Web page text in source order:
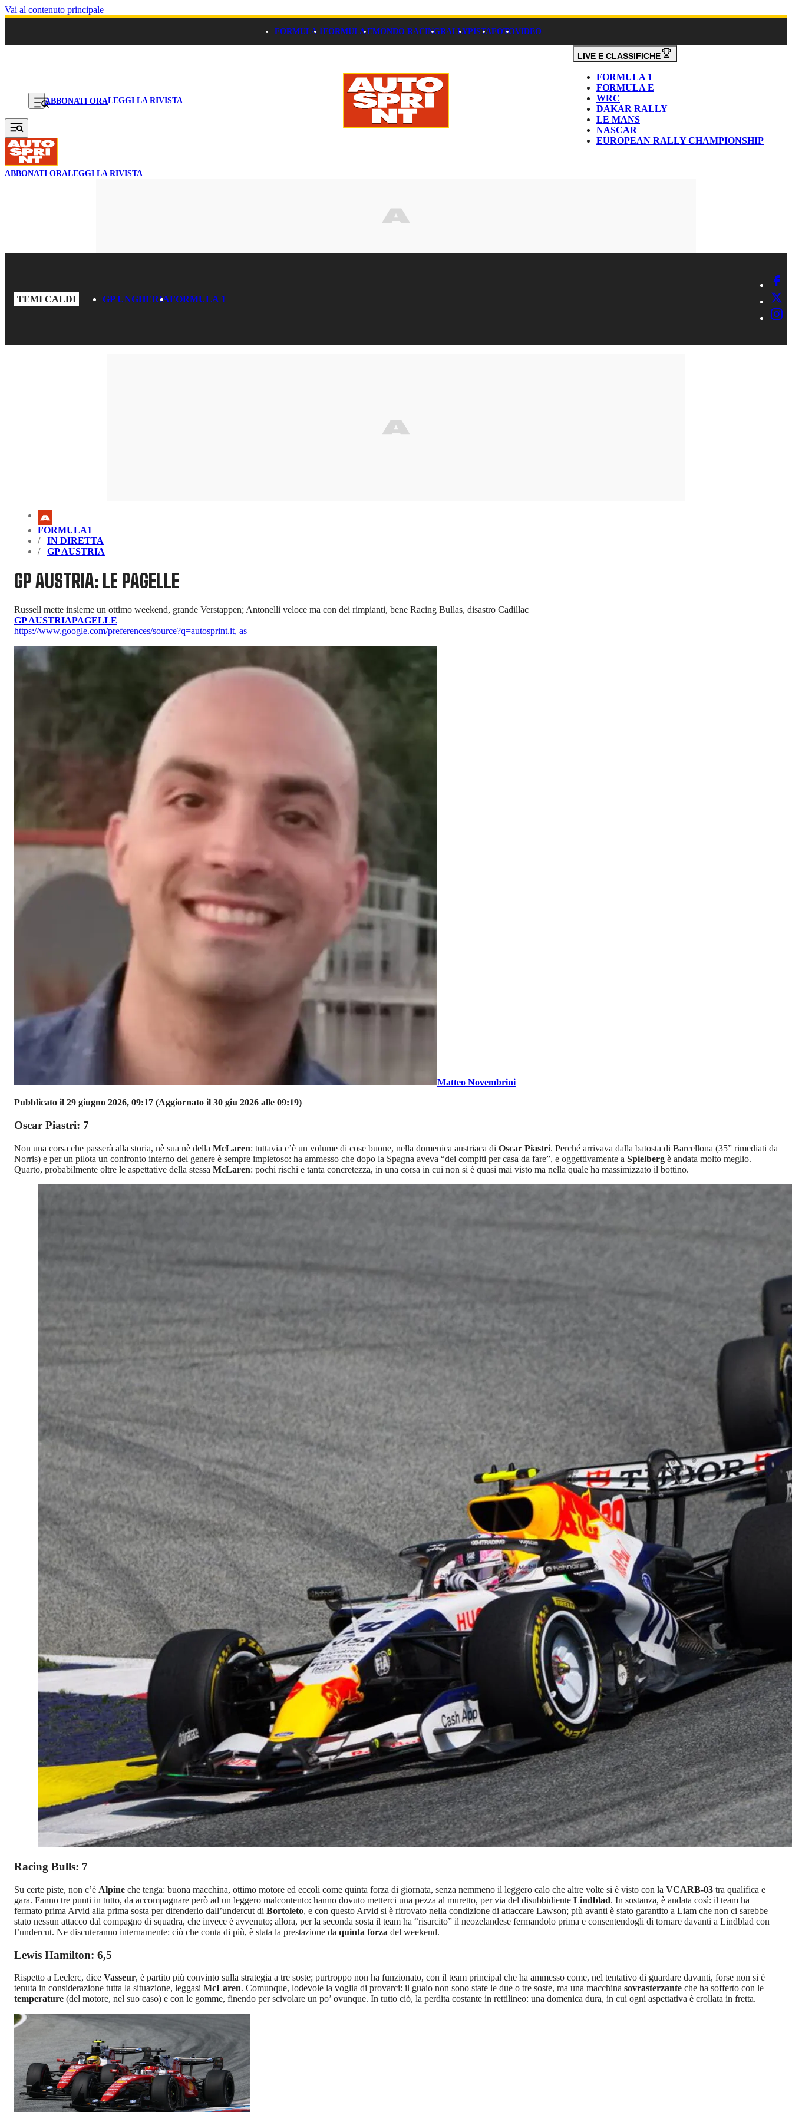
Vai al contenuto principale
FORMULA 1FORMULA EMONDO RACINGRALLYPISTAFOTOVIDEO
ABBONATI ORALEGGI LA RIVISTA
LIVE E CLASSIFICHE
FORMULA 1
FORMULA E
WRC
DAKAR RALLY
LE MANS
NASCAR
EUROPEAN RALLY CHAMPIONSHIP
ABBONATI ORALEGGI LA RIVISTA
TEMI CALDI GP UNGHERIAFORMULA 1
FORMULA1
IN DIRETTA
GP AUSTRIA
GP AUSTRIA: LE PAGELLE
Russell mette insieme un ottimo weekend, grande Verstappen; Antonelli veloce ma con dei rimpianti, bene Racing Bullas, disastro Cadillac
GP AUSTRIAPAGELLE
https://www.google.com/preferences/source?q=autosprint.it, as
Matteo Novembrini
Pubblicato il 29 giugno 2026, 09:17 (Aggiornato il 30 giu 2026 alle 09:19)
Oscar Piastri: 7
Non una corsa che passerà alla storia, nè sua nè della McLaren: tuttavia c’è un volume di cose buone, nella domenica austriaca di Oscar Piastri. Perché arrivava dalla batosta di Barcellona (35” rimediati da
Norris) e per un pilota un confronto interno del genere è sempre impietoso: ha ammesso che dopo la Spagna aveva “dei compiti per casa da fare”, e oggettivamente a Spielberg è andata molto meglio.
Quarto, probabilmente oltre le aspettative della stessa McLaren: pochi rischi e tanta concretezza, in una corsa in cui non si è quasi mai visto ma nella quale ha massimizzato il bottino.
Racing Bulls: 7
Su certe piste, non c’è Alpine che tenga: buona macchina, ottimo motore ed eccoli come quinta forza di giornata, senza nemmeno il leggero calo che altre volte si è visto con la VCARB-03 tra qualifica e
gara. Fanno tre punti in tutto, da accompagnare però ad un leggero malcontento: hanno dovuto metterci una pezza al muretto, per via del disubbidiente Lindblad. In sostanza, è andata così: il team ha
fermato prima Arvid alla prima sosta per difenderlo dall’undercut di Bortoleto, e con questo Arvid si è ritrovato nella condizione di attaccare Lawson; più avanti è stato garantito a Liam che non ci sarebbe
stato nessun attacco dal compagno di squadra, che invece è avvenuto; allora, per la seconda sosta il team ha “risarcito” il neozelandese fermandolo prima e consentendogli di tornare davanti a Lindblad con
l’undercut. Ne discuteranno internamente: ciò che conta di più, è stata la prestazione da quinta forza del weekend.
Lewis Hamilton: 6,5
Rispetto a Leclerc, dice Vasseur, è partito più convinto sulla strategia a tre soste; purtroppo non ha funzionato, con il team principal che ha ammesso come, nel tentativo di guardare davanti, forse non si è
tenuta in considerazione tutta la situazione, leggasi McLaren. Comunque, lodevole la voglia di provarci: il guaio non sono state le due o tre soste, ma una macchina sovrasterzante che ha sofferto con le
temperature (del motore, nel suo caso) e con le gomme, finendo per scivolare un po’ ovunque. In tutto ciò, la perdita costante in rettilineo: una domenica dura, in cui ogni aspettativa è crollata in fretta.